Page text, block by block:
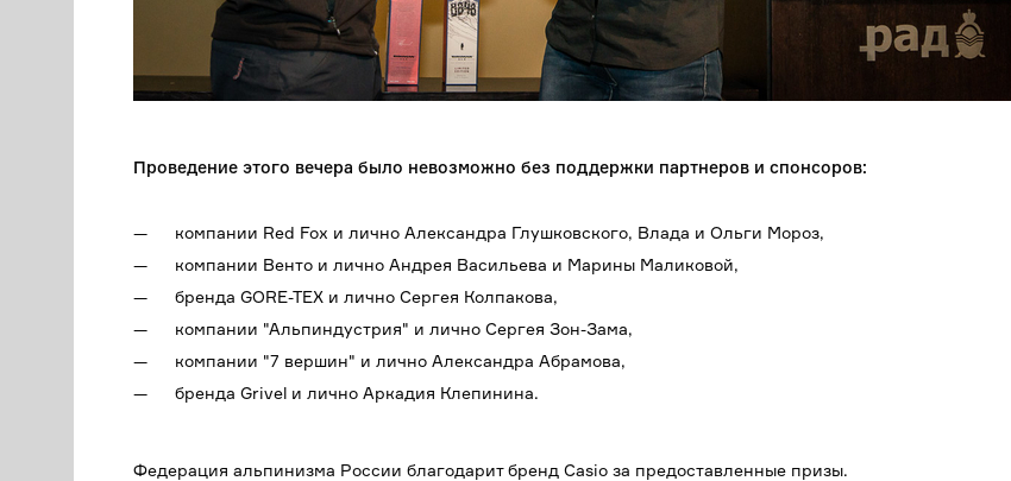
Проведение этого вечера было невозможно без поддержки партнеров и спонсоров:
компании Red Fox и лично Александра Глушковского, Влада и Ольги Мороз,
компании Венто и лично Андрея Васильева и Марины Маликовой,
бренда GORE-TEX и лично Сергея Колпакова,
компании "Альпиндустрия" и лично Сергея Зон-Зама,
компании "7 вершин" и лично Александра Абрамова,
бренда Grivel и лично Аркадия Клепинина.
Федерация альпинизма России благодарит бренд Casio за предоставленные призы.